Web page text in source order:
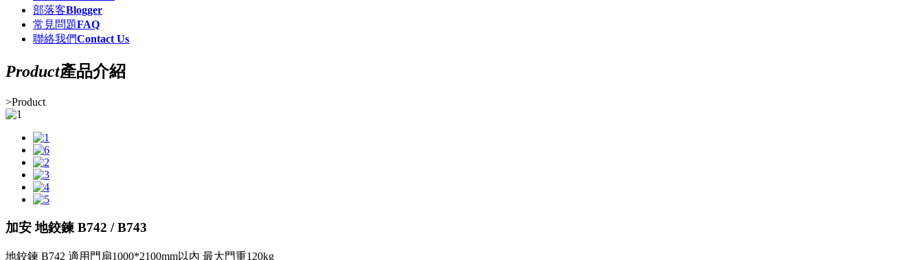
部落客Blogger
常見問題FAQ
聯絡我們Contact Us
Product產品介紹
>Product
加安 地鉸鍊 B742 / B743
地鉸鍊 B742 適用門扇1000*2100mm以內 最大門重120kg